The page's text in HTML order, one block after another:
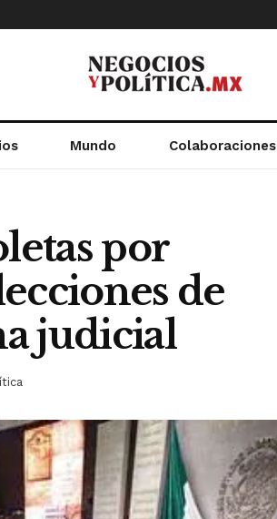
Mundo Colaboraciones
por
de
judicial